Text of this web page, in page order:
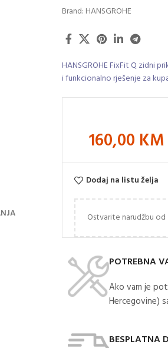
Brand: HANSGROHE
HANSGROHE FixFit Q zidni
i funkcionalno rješenje za
160,00 KM
Dodaj na listu želja
Ostvarite narudžbu od
POTREBNA
Ako vam je
Hercegovine)
BESPLATNA